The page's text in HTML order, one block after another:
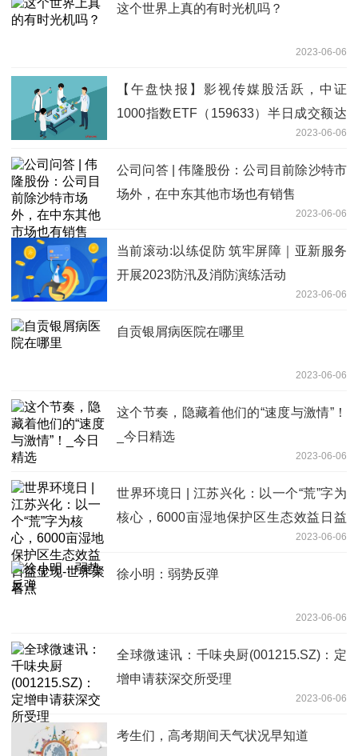
这个世界上真的有时光机吗？
2023-06-06
【午盘快报】影视传媒股活跃，中证
1000指数ETF（159633）半日成交额达
2023-06-06
公司问答 | 伟隆股份：公司目前除沙特市
场外，在中东其他市场也有销售
2023-06-06
当前滚动:以练促防 筑牢屏障｜亚新服务
开展2023防汛及消防演练活动
2023-06-06
自贡银屑病医院在哪里
2023-06-06
这个节奏，隐藏着他们的“速度与激情”！
_今日精选
2023-06-06
世界环境日 | 江苏兴化：以一个“荒”字为
核心，6000亩湿地保护区生态效益日益
2023-06-06
徐小明：弱势反弹
2023-06-06
全球微速讯：千味央厨(001215.SZ)：定
增申请获深交所受理
2023-06-06
考生们，高考期间天气状况早知道